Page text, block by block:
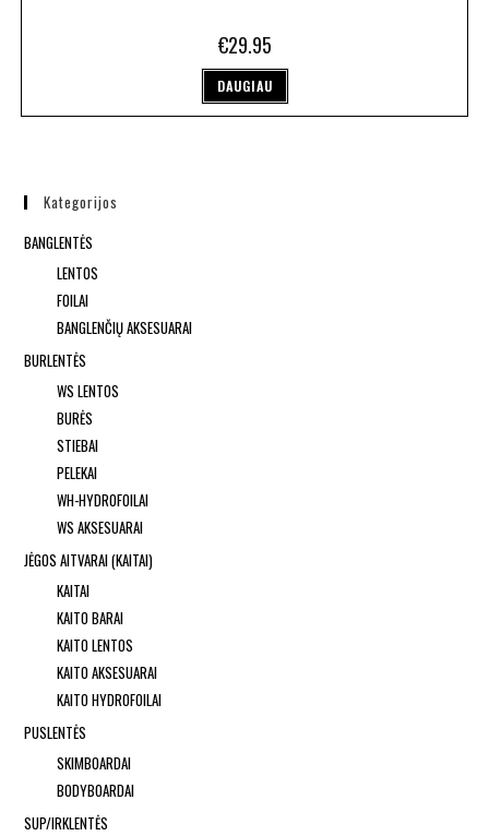
€29.95
DAUGIAU
Kategorijos
BANGLENTĖS
LENTOS
FOILAI
BANGLENČIŲ AKSESUARAI
BURLENTĖS
WS LENTOS
BURĖS
STIEBAI
PELEKAI
WH-HYDROFOILAI
WS AKSESUARAI
JĖGOS AITVARAI (KAITAI)
KAITAI
KAITO BARAI
KAITO LENTOS
KAITO AKSESUARAI
KAITO HYDROFOILAI
PUSLENTĖS
SKIMBOARDAI
BODYBOARDAI
SUP/IRKLENTĖS